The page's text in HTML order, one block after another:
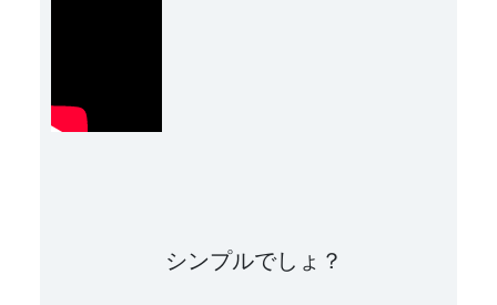
シンプルでしょ？